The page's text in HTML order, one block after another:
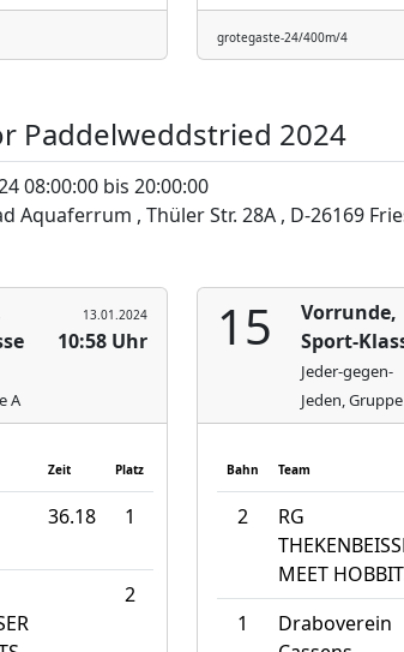
grotegaste-24/400m/4
Paddelweddstried 2024
08:00:00 bis 20:00:00
Aquaferrum , Thüler Str. 28A , D-26169
A
13.01.2024
10:58 Uhr
Zeit Platz
36.18 1
2
15
Vorrunde,
Sport-
Jeder-gegen-
Jeden,
Bahn Team
2
RG
MEET
1
Draboverein